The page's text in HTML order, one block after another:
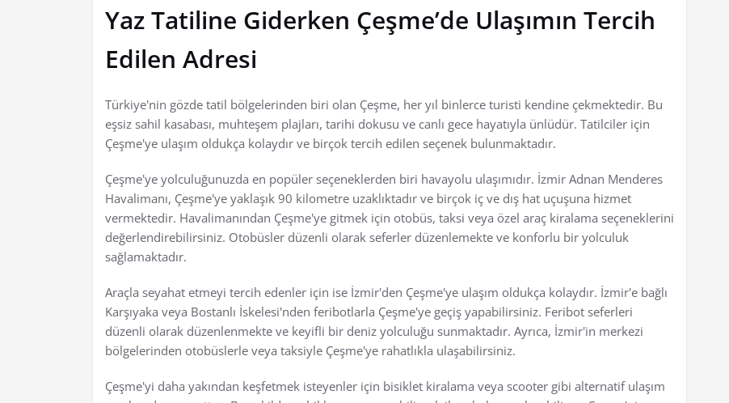
Yaz Tatiline Giderken Çeşme’de Ulaşımın Tercih
Edilen Adresi
Türkiye'nin gözde tatil bölgelerinden biri olan Çeşme, her yıl binlerce turisti kendine çekmektedir. Bu
eşsiz sahil kasabası, muhteşem plajları, tarihi dokusu ve canlı gece hayatıyla ünlüdür. Tatilciler için
Çeşme'ye ulaşım oldukça kolaydır ve birçok tercih edilen seçenek bulunmaktadır.
Çeşme'ye yolculuğunuzda en popüler seçeneklerden biri havayolu ulaşımıdır. İzmir Adnan Menderes
Havalimanı, Çeşme'ye yaklaşık 90 kilometre uzaklıktadır ve birçok iç ve dış hat uçuşuna hizmet
vermektedir. Havalimanından Çeşme'ye gitmek için otobüs, taksi veya özel araç kiralama seçeneklerini
değerlendirebilirsiniz. Otobüsler düzenli olarak seferler düzenlemekte ve konforlu bir yolculuk
sağlamaktadır.
Araçla seyahat etmeyi tercih edenler için ise İzmir'den Çeşme'ye ulaşım oldukça kolaydır. İzmir'e bağlı
Karşıyaka veya Bostanlı İskelesi'nden feribotlarla Çeşme'ye geçiş yapabilirsiniz. Feribot seferleri
düzenli olarak düzenlenmekte ve keyifli bir deniz yolculuğu sunmaktadır. Ayrıca, İzmir'in merkezi
bölgelerinden otobüslerle veya taksiyle Çeşme'ye rahatlıkla ulaşabilirsiniz.
Çeşme'yi daha yakından keşfetmek isteyenler için bisiklet kiralama veya scooter gibi alternatif ulaşım